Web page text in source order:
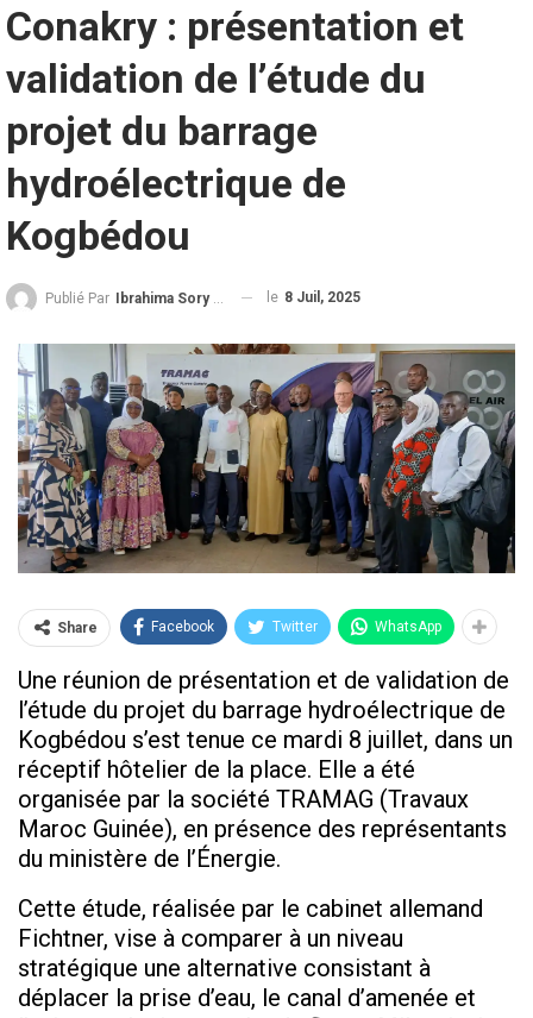
Conakry : présentation et
validation de l’étude du
projet du barrage
hydroélectrique de
Kogbédou
Publié Par Ibrahima Sory Diallo le 8 Juil, 2025
Share Facebook Twitter WhatsApp
Une réunion de présentation et de validation de
l’étude du projet du barrage hydroélectrique de
Kogbédou s’est tenue ce mardi 8 juillet, dans un
réceptif hôtelier de la place. Elle a été
organisée par la société TRAMAG (Travaux
Maroc Guinée), en présence des représentants
du ministère de l’Énergie.
Cette étude, réalisée par le cabinet allemand
Fichtner, vise à comparer à un niveau
stratégique une alternative consistant à
déplacer la prise d’eau, le canal d’amenée et